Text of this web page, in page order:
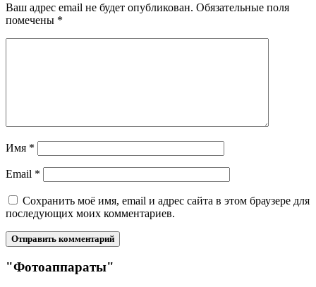
Ваш адрес email не будет опубликован. Обязательные поля
помечены *
Имя *
Email *
Сохранить моё имя, email и адрес сайта в этом браузере для
последующих моих комментариев.
"Фотоаппараты"